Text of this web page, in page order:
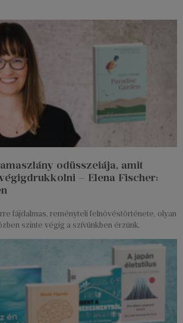
odüsszeiája, amit
– Elena Fischer:
fájdalmas, reményteli felnövéstörténete, olyan
szinte végig a szívünkben érzünk.